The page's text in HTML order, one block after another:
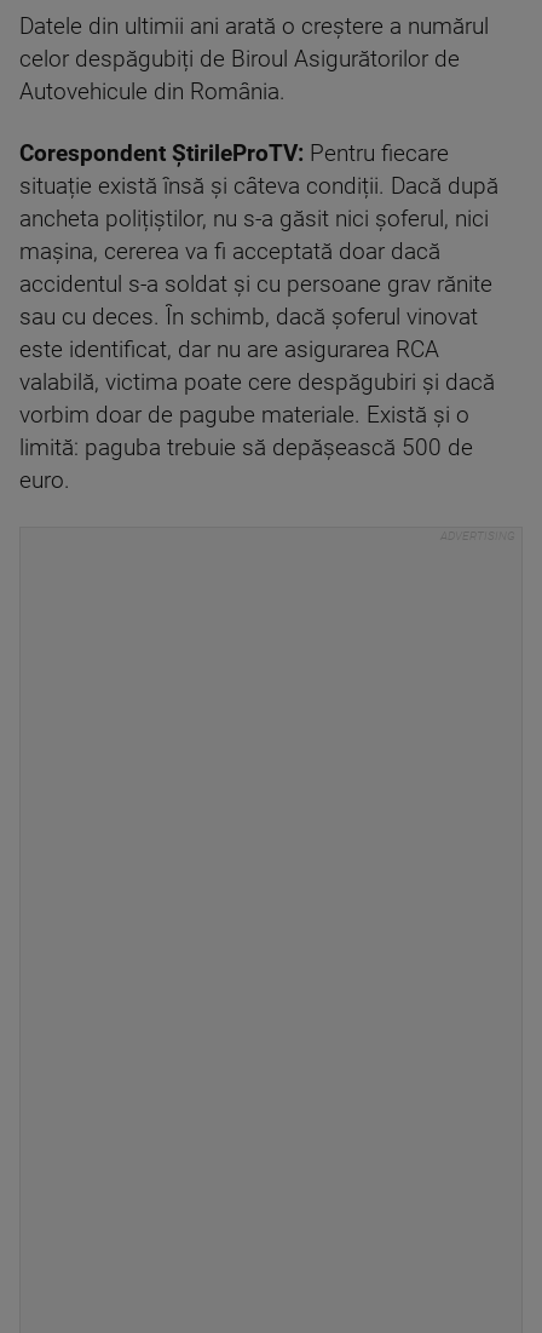
Datele din ultimii ani arată o creștere a numărul
celor despăgubiți de Biroul Asigurătorilor de
Autovehicule din România.
Corespondent ȘtirileProTV: Pentru fiecare
situație există însă și câteva condiții. Dacă după
ancheta polițiștilor, nu s-a găsit nici șoferul, nici
mașina, cererea va fi acceptată doar dacă
accidentul s-a soldat și cu persoane grav rănite
sau cu deces. În schimb, dacă șoferul vinovat
este identificat, dar nu are asigurarea RCA
valabilă, victima poate cere despăgubiri și dacă
vorbim doar de pagube materiale. Există și o
limită: paguba trebuie să depășească 500 de
euro.